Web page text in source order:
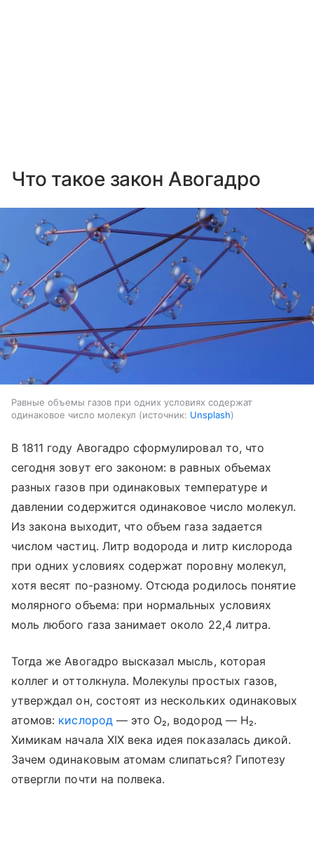
Что такое закон Авогадро
Равные объемы газов при одних условиях содержат
одинаковое число молекул
источник: Unsplash
В 1811 году Авогадро сформулировал то, что
сегодня зовут его законом: в равных объемах
разных газов при одинаковых температуре и
давлении содержится одинаковое число молекул.
Из закона выходит, что объем газа задается
числом частиц. Литр водорода и литр кислорода
при одних условиях содержат поровну молекул,
хотя весят по-разному. Отсюда родилось понятие
молярного объема: при нормальных условиях
моль любого газа занимает около 22,4 литра.
Тогда же Авогадро высказал мысль, которая
коллег и оттолкнула. Молекулы простых газов,
утверждал он, состоят из нескольких одинаковых
атомов: кислород— это O₂, водород — H₂.
Химикам начала XIX века идея показалась дикой.
Зачем одинаковым атомам слипаться? Гипотезу
отвергли почти на полвека.